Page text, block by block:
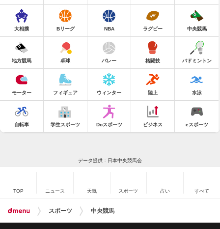
大相撲 Bリーグ NBA ラグビー 中央競馬
地方競馬 卓球 バレー 格闘技 バドミントン
モーター フィギュア ウィンター 陸上 水泳
自転車 学生スポーツ Doスポーツ ビジネス eスポーツ
データ提供：日本中央競馬会
TOP ニュース 天気 スポーツ 占い すべて
スポーツ 中央競馬